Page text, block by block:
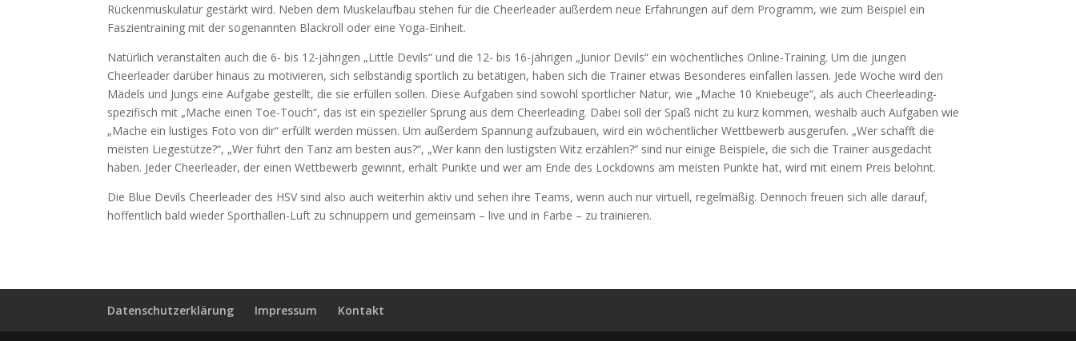
Rückenmuskulatur gestärkt wird. Neben dem Muskelaufbau stehen für die Cheerleader außerdem neue Erfahrungen auf dem Programm, wie zum Beispiel ein
Faszientraining mit der sogenannten Blackroll oder eine Yoga-Einheit.
Natürlich veranstalten auch die 6- bis 12-jährigen „Little Devils“ und die 12- bis 16-jährigen „Junior Devils“ ein wöchentliches Online-Training. Um die jungen
Cheerleader darüber hinaus zu motivieren, sich selbständig sportlich zu betätigen, haben sich die Trainer etwas Besonderes einfallen lassen. Jede Woche wird den
Mädels und Jungs eine Aufgabe gestellt, die sie erfüllen sollen. Diese Aufgaben sind sowohl sportlicher Natur, wie „Mache 10 Kniebeuge“, als auch Cheerleading-
spezifisch mit „Mache einen Toe-Touch“, das ist ein spezieller Sprung aus dem Cheerleading. Dabei soll der Spaß nicht zu kurz kommen, weshalb auch Aufgaben wie
„Mache ein lustiges Foto von dir“ erfüllt werden müssen. Um außerdem Spannung aufzubauen, wird ein wöchentlicher Wettbewerb ausgerufen. „Wer schafft die
meisten Liegestütze?“, „Wer führt den Tanz am besten aus?“, „Wer kann den lustigsten Witz erzählen?“ sind nur einige Beispiele, die sich die Trainer ausgedacht
haben. Jeder Cheerleader, der einen Wettbewerb gewinnt, erhält Punkte und wer am Ende des Lockdowns am meisten Punkte hat, wird mit einem Preis belohnt.
Die Blue Devils Cheerleader des HSV sind also auch weiterhin aktiv und sehen ihre Teams, wenn auch nur virtuell, regelmäßig. Dennoch freuen sich alle darauf,
hoffentlich bald wieder Sporthallen-Luft zu schnuppern und gemeinsam – live und in Farbe – zu trainieren.
Datenschutzerklärung Impressum Kontakt